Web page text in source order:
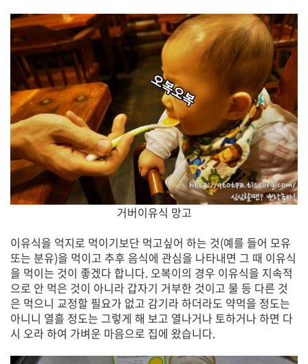
거버이유식 망고
이유식을 억지로 먹이기보단 먹고싶어 하는 것(예를 들어 모유
또는 분유)을 먹이고 추후 음식에 관심을 나타내면 그 때 이유식
을 먹이는 것이 좋겠다 합니다. 오복이의 경우 이유식을 지속적
으로 안 먹은 것이 아니라 갑자기 거부한 것이고 물 등 다른 것
은 먹으니 교정할 필요가 없고 감기라 하더라도 약먹을 정도는
아니니 열흘 정도는 그렇게 해 보고 열나거나 토하거나 하면 다
시 오라 하여 가벼운 마음으로 집에 왔습니다.